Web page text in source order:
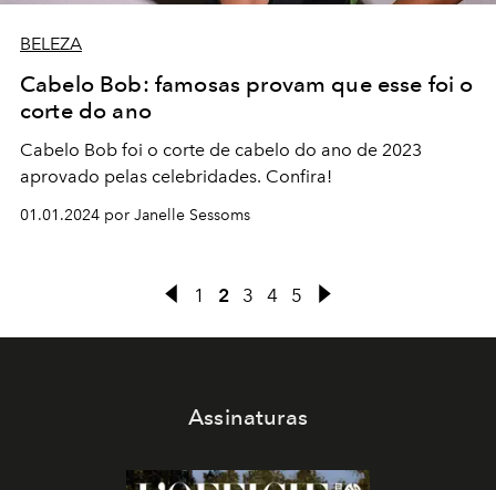
BELEZA
Cabelo Bob: famosas provam que esse foi o
corte do ano
Cabelo Bob foi o corte de cabelo do ano de 2023
aprovado pelas celebridades. Confira!
01.01.2024 por Janelle Sessoms
1 2 3 4 5
Assinaturas